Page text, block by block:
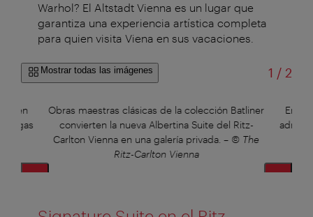
Warhol? El Altstadt Vienna es un lugar que
garantiza una experiencia artística completa
para quien visita Viena en sus vacaciones.
Mostrar todas las imágenes 1 /de
2
Degas
Obras maestras clásicas de la colección Batliner
convierten la nueva Albertina Suite del Ritz-
Carlton Vienna en una galería privada. – © The
Ritz-Carlton Vienna
En la